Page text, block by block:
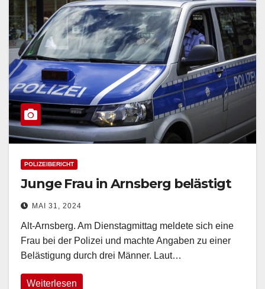
POLIZEIBERICHT
Junge Frau in Arnsberg belästigt
MAI 31, 2024
Alt-Arnsberg. Am Dienstagmittag meldete sich eine
Frau bei der Polizei und machte Angaben zu einer
Belästigung durch drei Männer. Laut…
Weiterlesen